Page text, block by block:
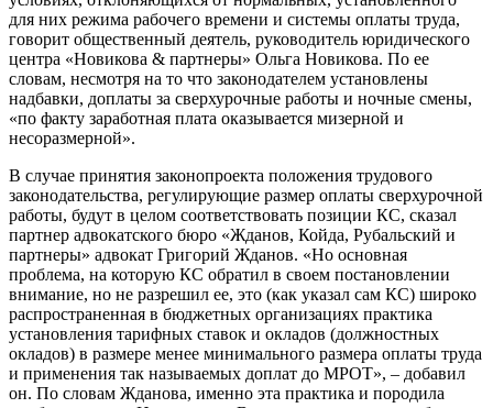
для них режима рабочего времени и системы оплаты труда,
говорит общественный деятель, руководитель юридического
центра «Новикова & партнеры» Ольга Новикова. По ее
словам, несмотря на то что законодателем установлены
надбавки, доплаты за сверхурочные работы и ночные смены,
«по факту заработная плата оказывается мизерной и
несоразмерной».
В случае принятия законопроекта положения трудового
законодательства, регулирующие размер оплаты сверхурочной
работы, будут в целом соответствовать позиции КС, сказал
партнер адвокатского бюро «Жданов, Койда, Рубальский и
партнеры» адвокат Григорий Жданов. «Но основная
проблема, на которую КС обратил в своем постановлении
внимание, но не разрешил ее, это (как указал сам КС) широко
распространенная в бюджетных организациях практика
установления тарифных ставок и окладов (должностных
окладов) в размере менее минимального размера оплаты труда
и применения так называемых доплат до МРОТ», – добавил
он. По словам Жданова, именно эта практика и породила